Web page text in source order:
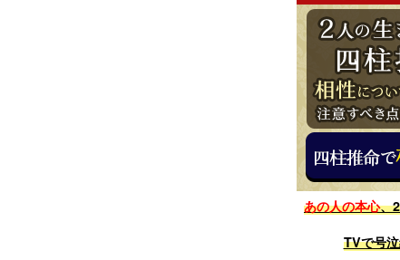
あの人の本心、
TVで号